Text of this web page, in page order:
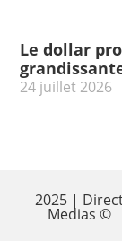
Le dollar
24 juillet 2026
2025 |
Medias ©